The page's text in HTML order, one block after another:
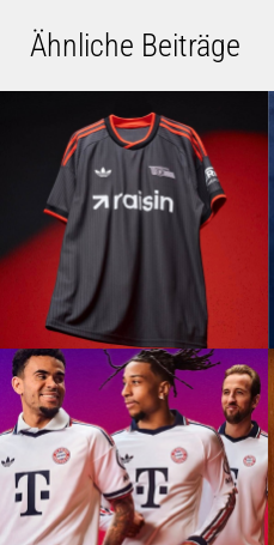
Ähnliche Beiträge